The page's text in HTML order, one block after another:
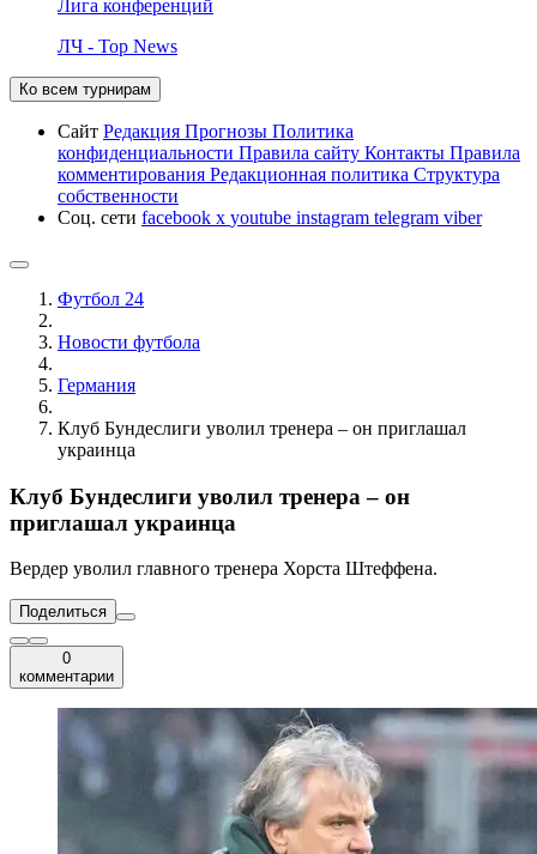
Лига конференций
ЛЧ - Top News
Ко всем турнирам
Сайт Редакция Прогнозы Политика
конфиденциальности Правила сайту Контакты Правила
комментирования Редакционная политика Структура
собственности
Соц. сети facebook x youtube instagram telegram viber
Футбол 24
Новости футбола
Германия
Клуб Бундеслиги уволил тренера – он приглашал
украинца
Клуб Бундеслиги уволил тренера – он
приглашал украинца
Вердер уволил главного тренера Хорста Штеффена.
Поделиться
0
комментарии